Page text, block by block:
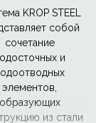
KROP STEEL
собой
сочетание
и
элементов,
образующих
из стали